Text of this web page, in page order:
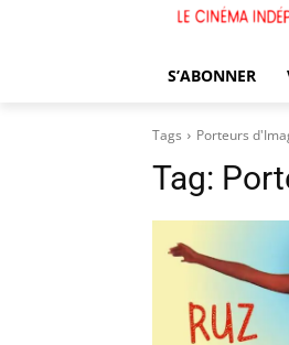
S’ABONNER
Tags Porteurs
Tag: